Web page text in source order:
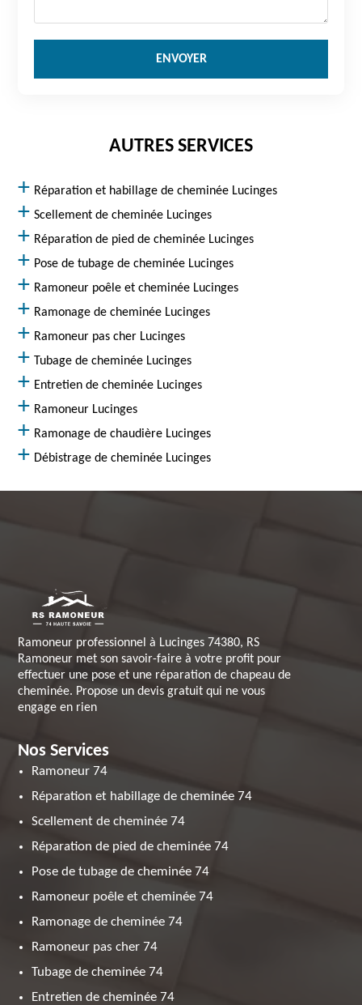
AUTRES SERVICES
Réparation et habillage de cheminée Lucinges
Scellement de cheminée Lucinges
Réparation de pied de cheminée Lucinges
Pose de tubage de cheminée Lucinges
Ramoneur poêle et cheminée Lucinges
Ramonage de cheminée Lucinges
Ramoneur pas cher Lucinges
Tubage de cheminée Lucinges
Entretien de cheminée Lucinges
Ramoneur Lucinges
Ramonage de chaudière Lucinges
Débistrage de cheminée Lucinges
Ramoneur professionnel à Lucinges 74380, RS
Ramoneur met son savoir-faire à votre profit pour
effectuer une pose et une réparation de chapeau de
cheminée. Propose un devis gratuit qui ne vous
engage en rien
Nos Services
Ramoneur 74
Réparation et habillage de cheminée 74
Scellement de cheminée 74
Réparation de pied de cheminée 74
Pose de tubage de cheminée 74
Ramoneur poêle et cheminée 74
Ramonage de cheminée 74
Ramoneur pas cher 74
Tubage de cheminée 74
Entretien de cheminée 74